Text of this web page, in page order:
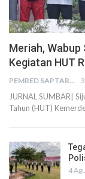
Meriah,
Kegiatan HUT
PEMRED SAPTARIUS
JURNAL SUMBAR|
Tahun (HUT)
4